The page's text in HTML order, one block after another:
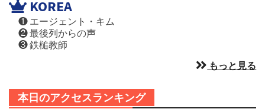
KOREA
❶ エージェント・キム
❷ 最後列からの声
❸ 鉄槌教師
もっと見る
本日のアクセスランキング